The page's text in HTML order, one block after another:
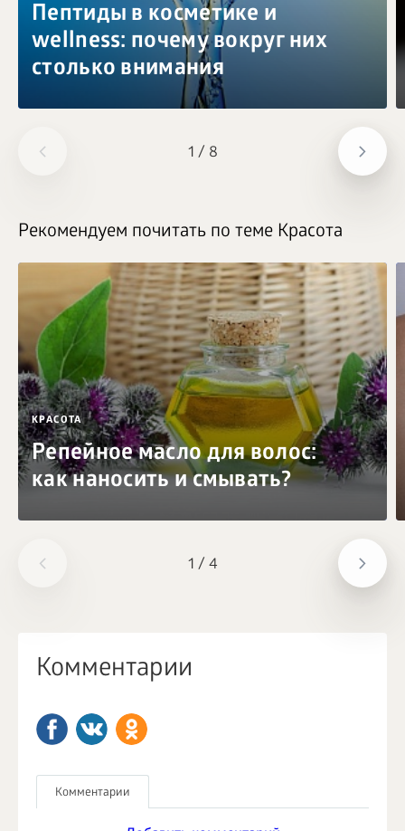
1 / 8
Пептиды в косметике и
wellness: почему вокруг них
столько внимания
1 / 4
Рекомендуем почитать по теме Красота
КРАСОТА
Репейное масло для волос:
как наносить и смывать?
Комментарии
Комментарии